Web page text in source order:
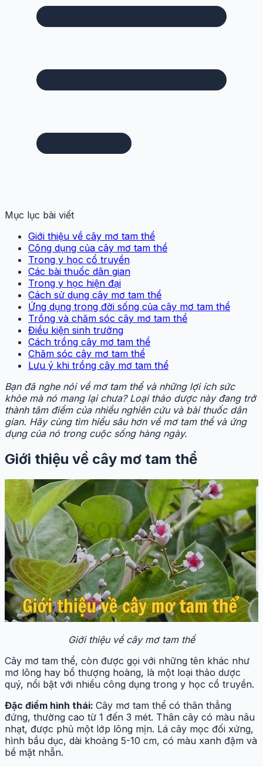
Mục lục bài viết
Giới thiệu về cây mơ tam thể
Công dụng của cây mơ tam thể
Trong y học cổ truyền
Các bài thuốc dân gian
Trong y học hiện đại
Cách sử dụng cây mơ tam thể
Ứng dụng trong đời sống của cây mơ tam thể
Trồng và chăm sóc cây mơ tam thể
Điều kiện sinh trưởng
Cách trồng cây mơ tam thể
Chăm sóc cây mơ tam thể
Lưu ý khi trồng cây mơ tam thể
Bạn đã nghe nói về mơ tam thể và những lợi ích sức
khỏe mà nó mang lại chưa? Loại thảo dược này đang trở
thành tâm điểm của nhiều nghiên cứu và bài thuốc dân
gian. Hãy cùng tìm hiểu sâu hơn về mơ tam thể và ứng
dụng của nó trong cuộc sống hàng ngày.
Giới thiệu về cây mơ tam thể
Giới thiệu về cây mơ tam thể
Cây mơ tam thể, còn được gọi với những tên khác như
mơ lông hay bổ thượng hoàng, là một loại thảo dược
quý, nổi bật với nhiều công dụng trong y học cổ truyền.
Đặc điểm hình thái: Cây mơ tam thể có thân thẳng
đứng, thường cao từ 1 đến 3 mét. Thân cây có màu nâu
nhạt, được phủ một lớp lông mịn. Lá cây mọc đối xứng,
hình bầu dục, dài khoảng 5-10 cm, có màu xanh đậm và
bề mặt nhẵn.